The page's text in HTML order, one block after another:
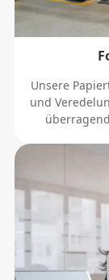
Unsere
und